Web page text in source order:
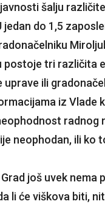
šalju
jedan do 1,5
postoje tri različita
uprave ili
iz Vlade
neophodan, ili ko
još uvek
li će viškova biti,